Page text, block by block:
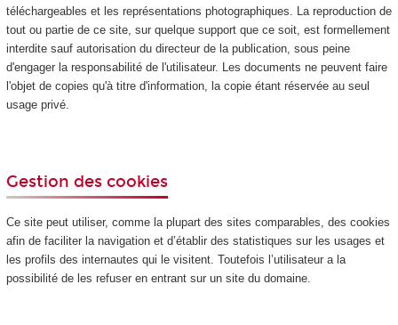
téléchargeables et les représentations photographiques. La reproduction de
tout ou partie de ce site, sur quelque support que ce soit, est formellement
interdite sauf autorisation du directeur de la publication, sous peine
d'engager la responsabilité de l'utilisateur. Les documents ne peuvent faire
l'objet de copies qu'à titre d'information, la copie étant réservée au seul
usage privé.
Gestion des cookies
Ce site peut utiliser, comme la plupart des sites comparables, des cookies
afin de faciliter la navigation et d’établir des statistiques sur les usages et
les profils des internautes qui le visitent. Toutefois l’utilisateur a la
possibilité de les refuser en entrant sur un site du domaine.